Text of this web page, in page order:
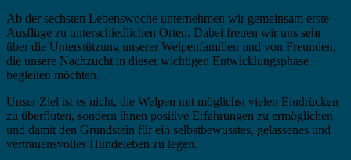
Ab der sechsten Lebenswoche unternehmen wir gemeinsam erste
Ausflüge zu unterschiedlichen Orten. Dabei freuen wir uns sehr
über die Unterstützung unserer Welpenfamilien und von Freunden,
die unsere Nachzucht in dieser wichtigen Entwicklungsphase
begleiten möchten.
Unser Ziel ist es nicht, die Welpen mit möglichst vielen Eindrücken
zu überfluten, sondern ihnen positive Erfahrungen zu ermöglichen
und damit den Grundstein für ein selbstbewusstes, gelassenes und
vertrauensvolles Hundeleben zu legen.